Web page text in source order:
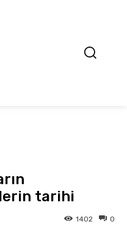
tarihi
0
1402